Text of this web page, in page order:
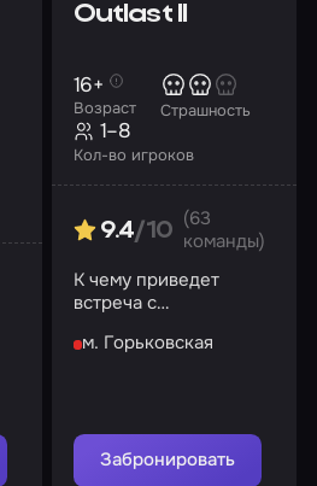
Outlast II
Возраст
16+
Страшность
Кол-во игроков
1–8
9.4/10
(63
команды)
К чему приведет
встреча с
пастором?
м. Горьковская
Забронировать